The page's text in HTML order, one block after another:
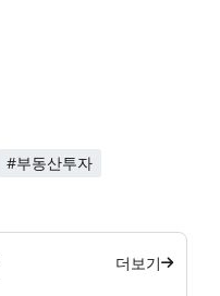
#부동산투자
더보기